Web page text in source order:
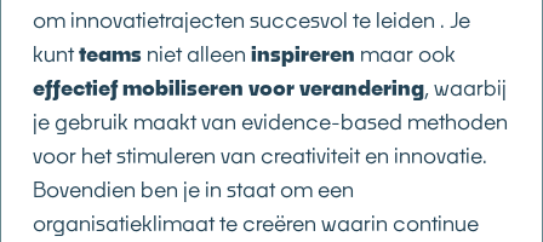
om innovatietrajecten succesvol te leiden . Je
kuntteams niet alleen inspireren maar ook
effectief mobiliseren voor verandering, waarbij
je gebruik maakt van evidence-based methoden
voor het stimuleren van creativiteit en innovatie.
Bovendien ben je in staat om een
organisatieklimaat te creëren waarin continue